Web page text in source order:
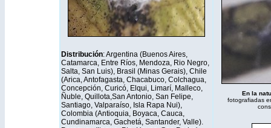
Distribución: Argentina (Buenos Aires,
Catamarca, Entre Ríos, Mendoza, Rio Negro,
Salta, San Luis), Brasil (Minas Gerais), Chile
(Arica, Antofagasta, Chacabuco, Colchagua,
Concepción, Curicó, Elqui, Limarí, Malleco,
Ñuble, Quillota,San Antonio, San Felipe,
Santiago, Valparaíso, Isla Rapa Nui),
Colombia (Antioquia, Boyaca, Cauca,
Cundinamarca, Gachetá, Santander, Valle).
En la
fotografiadas